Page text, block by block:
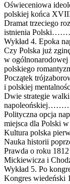
Oświeceniowa
polskiej
Dramat trzeciego
istnienia
Wykład 4.
Czy Polska już
w ogólnonarodowej
polskiego
Początek
i polskiej
Dwie strategie
Polityczna opcja
miejsca dla
Kultura polska
Nauka historii
Prawda o roku
Mickiewicza i
Wykład 5. Po
Kongres wiedeński